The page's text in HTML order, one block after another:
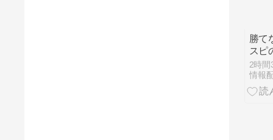
勝て
スピ
最強
2時間
情報